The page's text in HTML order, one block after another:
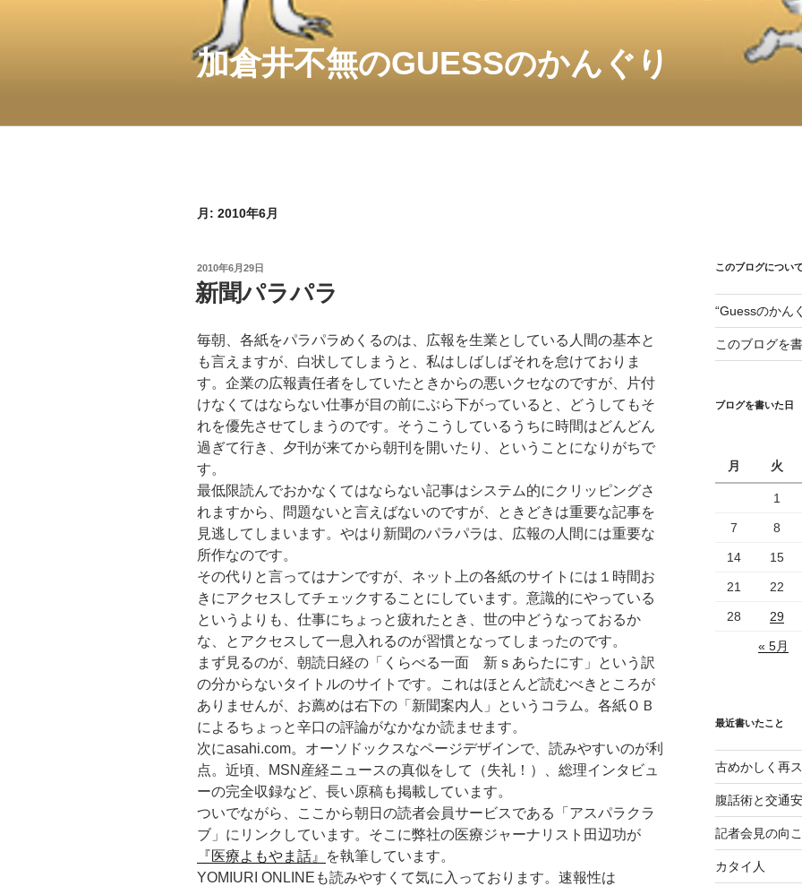
加倉井不無のGUESSのかんぐり
月: 2010年6月
投
稿
日:
2010年6月29日
新聞パラパラ
毎朝、各紙をパラパラめくるのは、広報を生業としている人間の基本と
も言えますが、白状してしまうと、私はしばしばそれを怠けておりま
す。企業の広報責任者をしていたときからの悪いクセなのですが、片付
けなくてはならない仕事が目の前にぶら下がっていると、どうしてもそ
れを優先させてしまうのです。そうこうしているうちに時間はどんどん
過ぎて行き、夕刊が来てから朝刊を開いたり、ということになりがちで
す。
最低限読んでおかなくてはならない記事はシステム的にクリッピングさ
れますから、問題ないと言えばないのですが、ときどきは重要な記事を
見逃してしまいます。やはり新聞のパラパラは、広報の人間には重要な
所作なのです。
その代りと言ってはナンですが、ネット上の各紙のサイトには１時間お
きにアクセスしてチェックすることにしています。意識的にやっている
というよりも、仕事にちょっと疲れたとき、世の中どうなっておるか
な、とアクセスして一息入れるのが習慣となってしまったのです。
まず見るのが、朝読日経の「くらべる一面 新ｓあらたにす」という訳
の分からないタイトルのサイトです。これはほとんど読むべきところが
ありませんが、お薦めは右下の「新聞案内人」というコラム。各紙ＯＢ
によるちょっと辛口の評論がなかなか読ませます。
次にasahi.com。オーソドックスなページデザインで、読みやすいのが利
点。近頃、MSN産経ニュースの真似をして（失礼！）、総理インタビュ
ーの完全収録など、長い原稿も掲載しています。
ついでながら、ここから朝日の読者会員サービスである「アスパラクラ
ブ」にリンクしています。そこに弊社の医療ジャーナリスト田辺功が
『医療よもやま話』
を執筆しています。
YOMIURI ONLINEも読みやすくて気に入っております。速報性は
このブログについ
“Guessのかん
このブログを
ブログを書いた日
月 火
1
7 8
14 15
21 22
28 29
« 5月
最近書いたこと
古めかしく再
腹話術と交通
記者会見の向
カタイ人